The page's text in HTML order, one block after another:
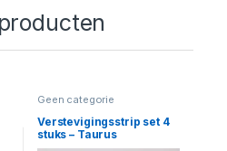
Geen categorie
Verstevigingsstrip set 4
stuks – Taurus
Magazijntrap